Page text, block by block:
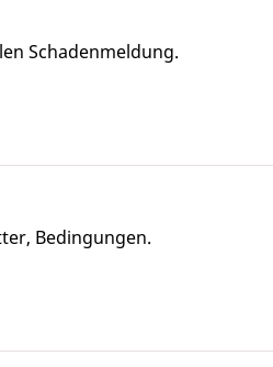
Schadenmeldung.
Bedingungen.